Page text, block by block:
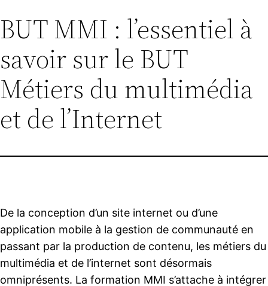
Aller
au
contenu
BUT MMI : l’essentiel à
savoir sur le BUT
Métiers du multimédia
et de l’Internet
De la conception d’un site internet ou d’une
application mobile à la gestion de communauté en
passant par la production de contenu, les métiers du
multimédia et de l’internet sont désormais
omniprésents. La formation MMI s’attache à intégrer